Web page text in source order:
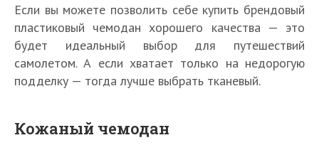
Если вы можете позволить себе купить брендовый
пластиковый чемодан хорошего качества — это
будет идеальный выбор для путешествий
самолетом. А если хватает только на недорогую
подделку — тогда лучше выбрать тканевый.
Кожаный чемодан